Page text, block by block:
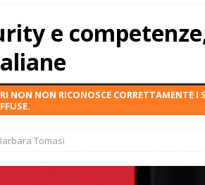
e
NON NON RICONOSCE CORRETTAMENTE I
Tomasi